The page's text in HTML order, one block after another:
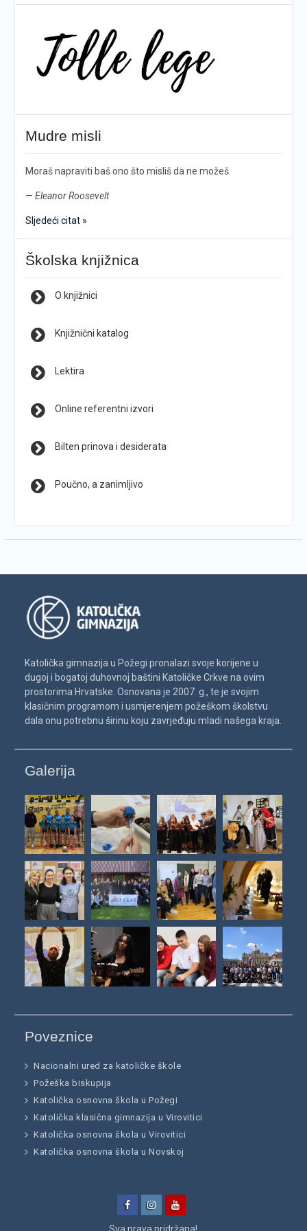
Mudre misli
Moraš napraviti baš ono što misliš da ne možeš.
— Eleanor Roosevelt
Sljedeći citat »
Školska knjižnica
O knjižnici
Knjižnični katalog
Lektira
Online referentni izvori
Bilten prinova i desiderata
Poučno, a zanimljivo
Katolička gimnazija u Požegi pronalazi svoje korijene u
dugoj i bogatoj duhovnoj baštini Katoličke Crkve na ovim
prostorima Hrvatske. Osnovana je 2007. g., te je svojim
klasičnim programom i usmjerenjem požeškom školstvu
dala onu potrebnu širinu koju zavrjeđuju mladi našega kraja.
Galerija
Poveznice
Nacionalni ured za katoličke škole
Požeška biskupija
Katolička osnovna škola u Požegi
Katolička klasična gimnazija u Virovitici
Katolička osnovna škola u Virovitici
Katolička osnovna škola u Novskoj
Sva prava pridržana!